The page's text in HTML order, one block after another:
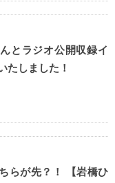
とラジオ公開収録イ
たしました！
らが先？！ 【岩橋ひ